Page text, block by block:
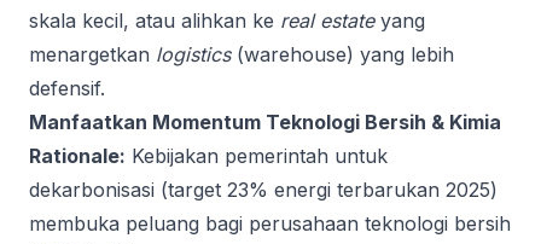
skala kecil, atau alihkan ke real estateyang
menargetkan logistics(warehouse) yang lebih
defensif.
Manfaatkan Momentum Teknologi Bersih & Kimia
Rationale: Kebijakan pemerintah untuk
dekarbonisasi (target 23% energi terbarukan 2025)
membuka peluang bagi perusahaan teknologi bersih